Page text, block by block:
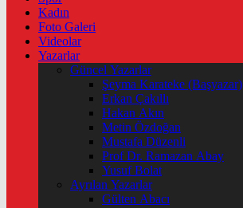
Kadın
Foto Galeri
Videolar
Yazarlar
Güncel Yazarlar
Şeyma Karateke (Başyazar)
Erkan Çakıllı
Hakan Akın
Metin Özdoğan
Mustafa Düzenli
Prof Dr. Ramazan Abay
Yusuf Bolat
Ayrılan Yazarlar
Gülten Abacı